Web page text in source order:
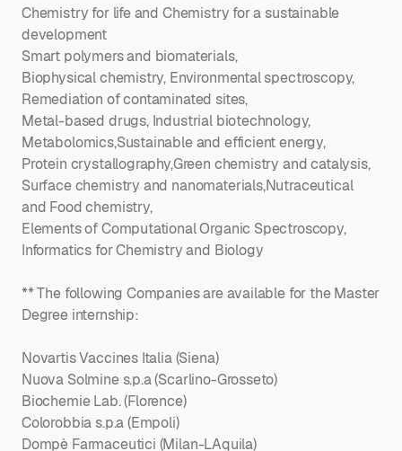
Chemistry for life and Chemistry for a sustainable
development
Smart polymers and biomaterials,
Biophysical chemistry, Environmental spectroscopy,
Remediation of contaminated sites,
Metal-based drugs, Industrial biotechnology,
Metabolomics,Sustainable and efficient energy,
Protein crystallography,Green chemistry and catalysis,
Surface chemistry and nanomaterials,Nutraceutical
and Food chemistry,
Elements of Computational Organic Spectroscopy,
Informatics for Chemistry and Biology
** The following Companies are available for the Master
Degree internship:
Novartis Vaccines Italia (Siena)
Nuova Solmine s.p.a (Scarlino-Grosseto)
Biochemie Lab. (Florence)
Colorobbia s.p.a (Empoli)
Dompè Farmaceutici (Milan-LAquila)